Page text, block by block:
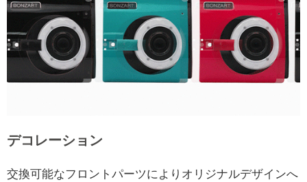
デコレーション
交換可能なフロントパーツによりオリジナルデザインへ